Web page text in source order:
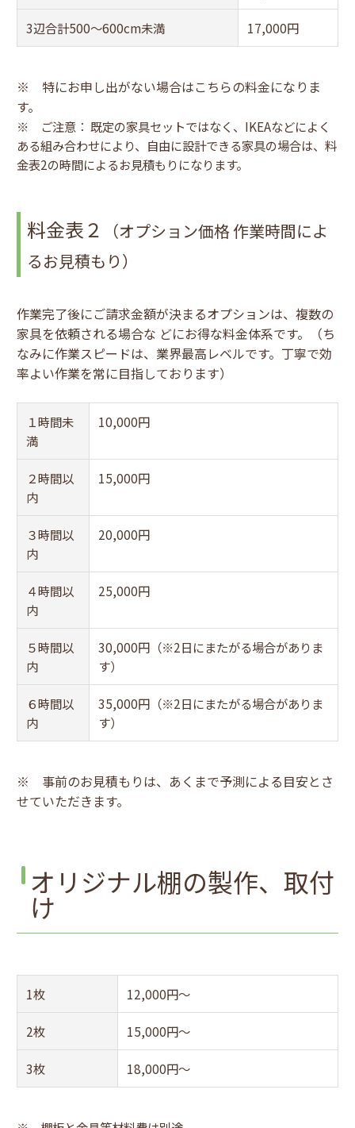
3辺合計500～600cm未満 17,000円
※ 特にお申し出がない場合はこちらの料金になりま
す。
※ ご注意： 既定の家具セットではなく、IKEAなどによく
ある組み合わせにより、自由に設計できる家具の場合は、料
金表2の時間によるお見積もりになります。
料金表２
（オプション価格 作業時間によ
るお見積もり）
作業完了後にご請求金額が決まるオプションは、複数の
家具を依頼される場合な どにお得な料金体系です。（ち
なみに作業スピードは、業界最高レベルです。丁寧で効
率よい作業を常に目指しております）
１時間未
満
10,000円
２時間以
内
15,000円
３時間以
内
20,000円
４時間以
内
25,000円
５時間以
内
30,000円（※2日にまたがる場合がありま
す）
６時間以
内
35,000円（※2日にまたがる場合がありま
す）
※ 事前のお見積もりは、あくまで予測による目安とさ
せていただきます。
オリジナル棚の製作、取付
け
1枚 12,000円～
2枚 15,000円～
3枚 18,000円～